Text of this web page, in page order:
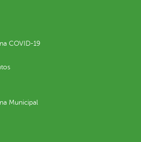
COVID-19
Municipal